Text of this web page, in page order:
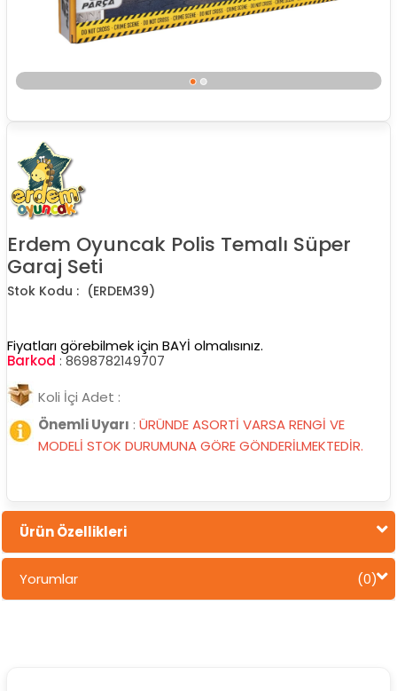
Erdem Oyuncak Polis Temalı Süper
Garaj Seti
(ERDEM39)
Fiyatları görebilmek için BAYİ olmalısınız.
Barkod : 8698782149707
Koli İçi Adet :
Önemli Uyarı : ÜRÜNDE ASORTİ VARSA RENGİ VE
MODELİ STOK DURUMUNA GÖRE GÖNDERİLMEKTEDİR.
Ürün Özellikleri
Yorumlar (0)